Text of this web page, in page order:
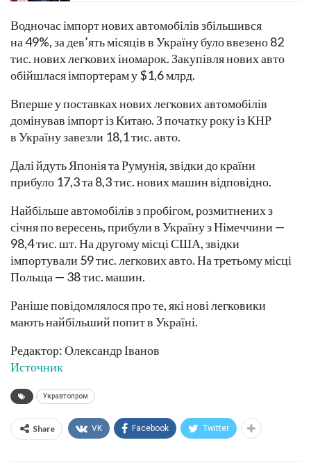
Водночас імпорт нових автомобілів збільшився
на 49%, за дев’ять місяців в Україну було ввезено 82
тис. нових легкових іномарок. Закупівля нових авто
обійшлася імпортерам у $1,6 млрд.
Вперше у поставках нових легкових автомобілів
домінував імпорт із Китаю. З початку року із КНР
в Україну завезли 18,1 тис. авто.
Далі йдуть Японія та Румунія, звідки до країни
прибуло 17,3 та 8,3 тис. нових машин відповідно.
Найбільше автомобілів з пробігом, розмитнених з
січня по вересень, прибули в Україну з Німеччини —
98,4 тис. шт. На другому місці США, звідки
імпортували 59 тис. легкових авто. На третьому місці
Польща — 38 тис. машин.
Раніше повідомлялося про те, які нові легковики
мають найбільший попит в Україні.
Редактор: Олександр Іванов
Источник
Укравтопром
Share VK Facebook Twitter